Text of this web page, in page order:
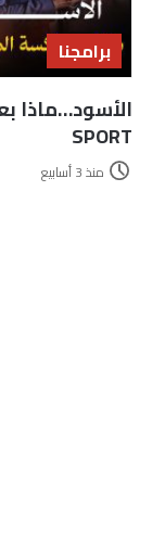
برامجنا
الأسود…ماذا
SPORT
منذ 3 أسابيع